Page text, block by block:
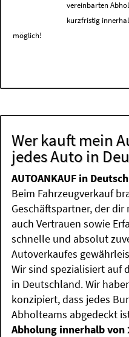
vereinbarten
kurzfristig
möglich!
Wer kauft mein
jedes Auto in
AUTOANKAUF in
Beim Fahrzeugverkauf
Geschäftspartner, der
auch Vertrauen sowie
schnelle und absolut
Autoverkaufes
Wir sind spezialisiert auf
in Deutschland. Wir
konzipiert, dass jedes
Abholteams abgedeckt
Abholung innerhalb von